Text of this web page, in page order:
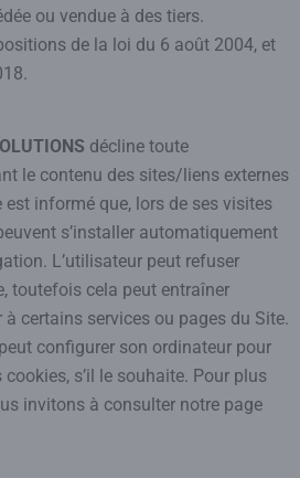
ou vendue à des tiers.
de la loi du 6 août 2004, et
décline toute
le contenu des sites/liens externes
est informé que, lors de ses visites
s’installer automatiquement
L’utilisateur peut refuser
toutefois cela peut entraîner
à certains services ou pages du Site.
configurer son ordinateur pour
s’il le souhaite. Pour plus
invitons à consulter notre page